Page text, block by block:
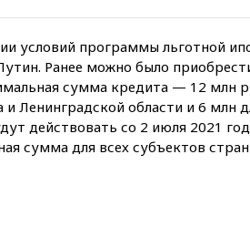
условий программы льготной
Ранее можно было
сумма кредита — 12 млн
и Ленинградской области и 6 млн
действовать со 2 июля 2021
сумма для всех субъектов